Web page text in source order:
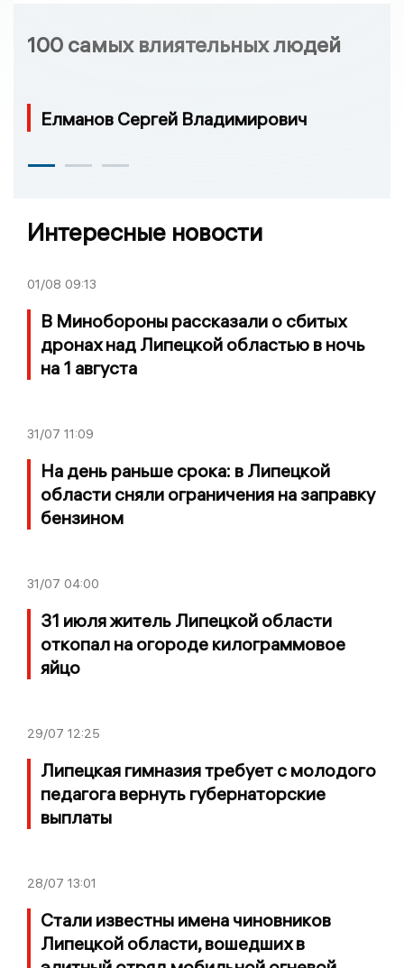
100 самых влиятельных людей
Елманов Сергей Владимирович
Интересные новости
01/08 09:13
В Минобороны рассказали о сбитых
дронах над Липецкой областью в ночь
на 1 августа
31/07 11:09
На день раньше срока: в Липецкой
области сняли ограничения на заправку
бензином
31/07 04:00
31 июля житель Липецкой области
откопал на огороде килограммовое
яйцо
29/07 12:25
Липецкая гимназия требует с молодого
педагога вернуть губернаторские
выплаты
28/07 13:01
Стали известны имена чиновников
Липецкой области, вошедших в